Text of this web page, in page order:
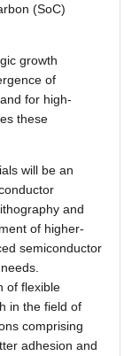
(SoC)
growth
of
for high-
these
will be an
and
of higher-
semiconductor
of flexible
in the field of
comprising
adhesion and